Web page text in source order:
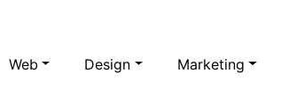
Web Design Marketing